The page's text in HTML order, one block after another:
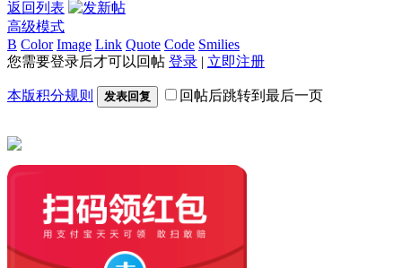
返回列表
高级模式
B Color Image Link Quote Code Smilies
您需要登录后才可以回帖 登录 | 立即注册
本版积分规则 发表回复 回帖后跳转到最后一页